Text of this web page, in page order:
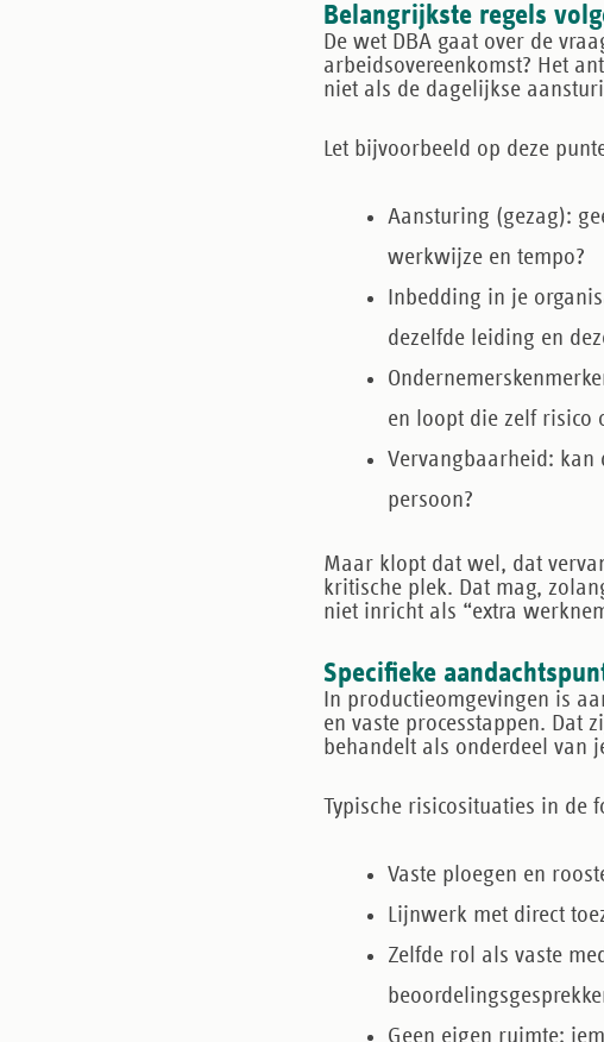
Belangrijkste regels
De wet DBA gaat over de
arbeidsovereenkomst? Het
niet als de dagelijkse
Let bijvoorbeeld op deze
Aansturing (gezag):
werkwijze en tempo?
Inbedding in je
dezelfde leiding en
en loopt die zelf risico
Vervangbaarheid: kan
persoon?
Maar klopt dat wel, dat
kritische plek. Dat mag,
niet inricht als “extra
Specifieke
In productieomgevingen is
en vaste processtappen. Dat
behandelt als onderdeel van
Typische risicosituaties in de
Vaste ploegen en
Lijnwerk met direct
Zelfde rol als vaste
Geen eigen ruimte: